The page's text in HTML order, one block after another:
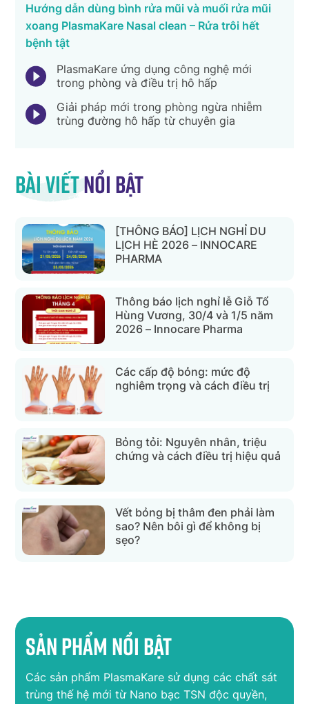
Hướng dẫn dùng bình rửa mũi và muối rửa mũi
xoang PlasmaKare Nasal clean – Rửa trôi hết
bệnh tật
PlasmaKare ứng dụng công nghệ mới
trong phòng và điều trị hô hấp
Giải pháp mới trong phòng ngừa nhiễm
trùng đường hô hấp từ chuyên gia
Bài viếtnổi bật
[THÔNG BÁO] LỊCH NGHỈ DU
LỊCH HÈ 2026 – INNOCARE
PHARMA
Thông báo lịch nghỉ lễ Giỗ Tổ
Hùng Vương, 30/4 và 1/5 năm
2026 – Innocare Pharma
Các cấp độ bỏng: mức độ
nghiêm trọng và cách điều trị
Bỏng tỏi: Nguyên nhân, triệu
chứng và cách điều trị hiệu quả
Vết bỏng bị thâm đen phải làm
sao? Nên bôi gì để không bị
sẹo?
Sản phẩm nổi bật
Các sản phẩm PlasmaKare sử dụng các chất sát
trùng thế hệ mới từ Nano bạc TSN độc quyền,